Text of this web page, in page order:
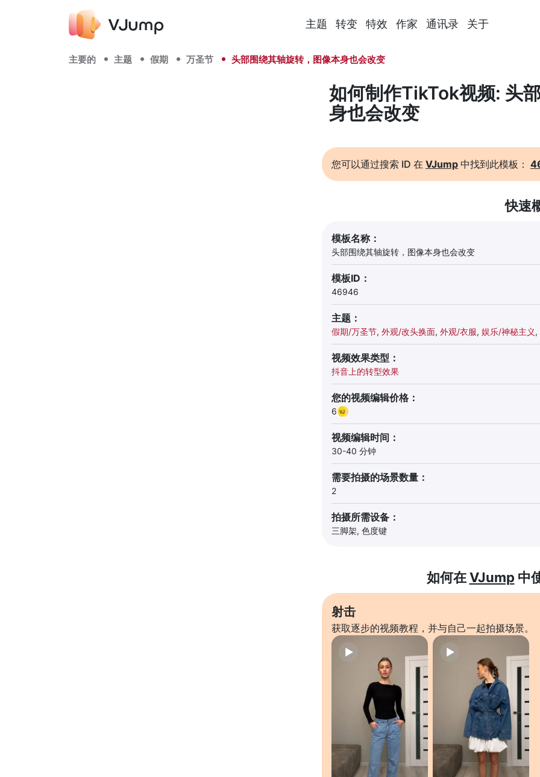
主题 转变 特效 作家 通讯录 关于
主要的 主题 假期 万圣节 头部围绕其轴旋转，图像本身也会改变
如何制作TikTok视频: 头
身也会改变
您可以通过搜索 ID 在 VJump 中找到此模板：
快速
模板名称：
头部围绕其轴旋转，图像本身也会改变
模板ID：
46946
主题：
假期/万圣节, 外观/改头换面, 外观/衣服, 娱乐/神秘主义,
视频效果类型：
抖音上的转型效果
您的视频编辑价格：
6
视频编辑时间：
30-40 分钟
需要拍摄的场景数量：
2
拍摄所需设备：
三脚架, 色度键
如何在VJump 中
射击
获取逐步的视频教程，并与自己一起拍摄场景。